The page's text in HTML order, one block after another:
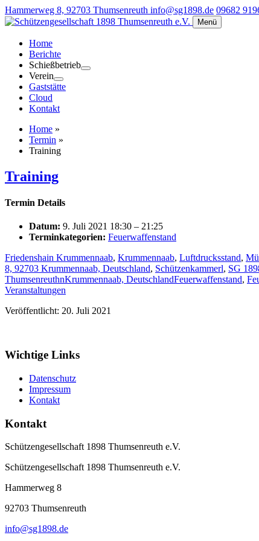
Hammerweg 8, 92703 Thumsenreuth info@sg1898.de 09682
Menü
Home
Berichte
Schießbetrieb
Verein
Gaststätte
Cloud
Kontakt
Home »
Termin »
Training
Training
Termin Details
Datum: 9. Juli 2021 18:30 – 21:25
Terminkategorien: Feuerwaffenstand
Friedenshain Krummennaab, Krummennaab, Luftdrucksstand,
8, 92703 Krummennaab, Deutschland, Schützenkammerl, SG
ThumsenreuthnKrummennaab, DeutschlandFeuerwaffenstand,
Veranstaltungen
Veröffentlicht: 20. Juli 2021
Wichtige Links
Datenschutz
Impressum
Kontakt
Kontakt
Schützengesellschaft 1898 Thumsenreuth e.V.
Schützengesellschaft 1898 Thumsenreuth e.V.
Hammerweg 8
92703 Thumsenreuth
info@sg1898.de